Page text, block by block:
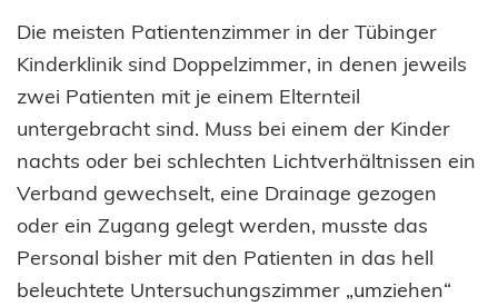
Die meisten Patientenzimmer in der Tübinger
Kinderklinik sind Doppelzimmer, in denen jeweils
zwei Patienten mit je einem Elternteil
untergebracht sind. Muss bei einem der Kinder
nachts oder bei schlechten Lichtverhältnissen ein
Verband gewechselt, eine Drainage gezogen
oder ein Zugang gelegt werden, musste das
Personal bisher mit den Patienten in das hell
beleuchtete Untersuchungszimmer „umziehen“